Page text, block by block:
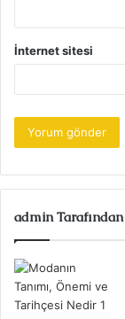
İnternet sitesi
admin Tarafından